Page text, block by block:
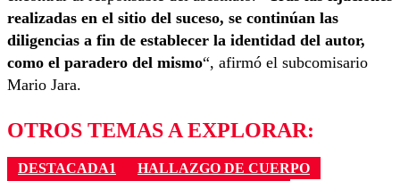
realizadas en el sitio del suceso, se continúan las
diligencias a fin de establecer la identidad del autor,
como el paradero del mismo“, afirmó el subcomisario
Mario Jara.
OTROS TEMAS A EXPLORAR:
DESTACADA1
HALLAZGO DE CUERPO